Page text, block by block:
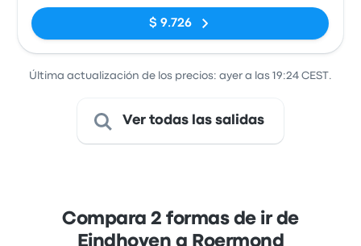
$ 9.726
Última actualización de los precios: ayer a las 19:24 CEST.
Ver todas las salidas
Compara 2 formas de ir de
Eindhoven a Roermond